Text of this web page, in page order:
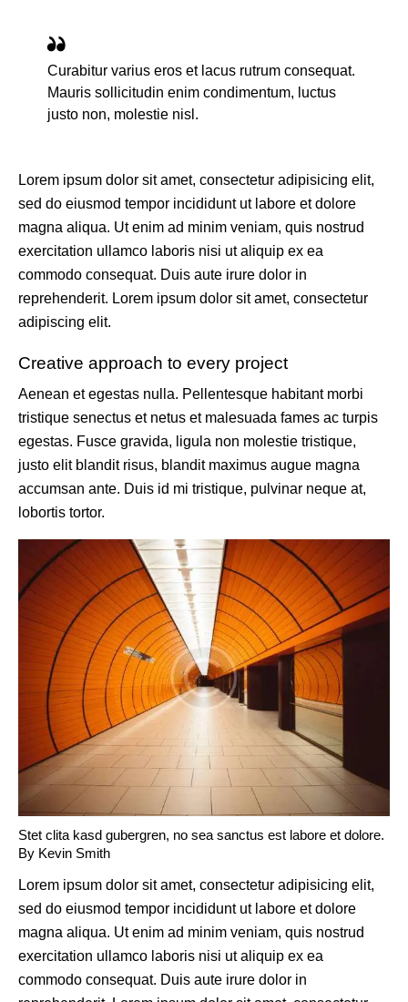
Curabitur varius eros et lacus rutrum consequat.
Mauris sollicitudin enim condimentum, luctus
justo non, molestie nisl.
Lorem ipsum dolor sit amet, consectetur adipisicing elit,
sed do eiusmod tempor incididunt ut labore et dolore
magna aliqua. Ut enim ad minim veniam, quis nostrud
exercitation ullamco laboris nisi ut aliquip ex ea
commodo consequat. Duis aute irure dolor in
reprehenderit. Lorem ipsum dolor sit amet, consectetur
adipiscing elit.
Creative approach to every project
Aenean et egestas nulla. Pellentesque habitant morbi
tristique senectus et netus et malesuada fames ac turpis
egestas. Fusce gravida, ligula non molestie tristique,
justo elit blandit risus, blandit maximus augue magna
accumsan ante. Duis id mi tristique, pulvinar neque at,
lobortis tortor.
Stet clita kasd gubergren, no sea sanctus est labore et dolore.
By Kevin Smith
Lorem ipsum dolor sit amet, consectetur adipisicing elit,
sed do eiusmod tempor incididunt ut labore et dolore
magna aliqua. Ut enim ad minim veniam, quis nostrud
exercitation ullamco laboris nisi ut aliquip ex ea
commodo consequat. Duis aute irure dolor in